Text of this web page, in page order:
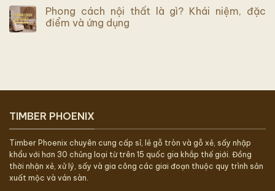
Phong cách nội thất là gì? Khái niệm, đặc
điểm và ứng dụng
TIMBER PHOENIX
Timber Phoenix chuyên cung cấp sỉ, lẻ gỗ tròn và gỗ xẻ, sấy nhập
khẩu với hơn 30 chủng loại từ trên 15 quốc gia khắp thế giới. Đồng
thời nhận xẻ, xử lý, sấy và gia công các giai đoạn thuộc quy trình sản
xuất mộc và ván sàn.